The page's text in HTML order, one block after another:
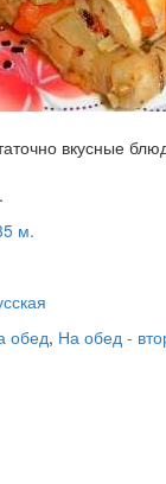
вкусные
м.
обед, На обед -